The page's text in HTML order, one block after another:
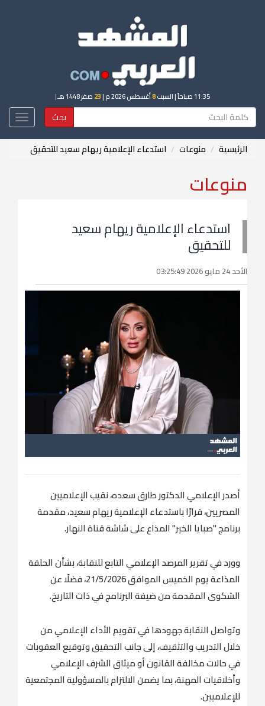
11:35 صباحاً | السبت8أغسطس 2026 م | 23 صفر 1448 هـ |
بحث
الرئيسية منوعات استدعاء الإعلامية ريهام سعيد للتحقيق
منوعات
استدعاء الإعلامية ريهام سعيد
للتحقيق
الأحد 24 مايو 2026 03:25:49
أصدر الإعلامي الدكتور طارق سعده، نقيب الإعلاميين
المصريين، قرارًا باستدعاء الإعلامية ريهام سعيد، مقدمة
برنامج "صبايا الخير" المذاع على شاشة قناة النهار.
وورد في تقرير المرصد الإعلامي التابع للنقابة، بشأن الحلقة
المذاعة يوم الخميس الموافق 21/5/2026، فضلًا عن
الشكوى المقدمة من ضيفة البرنامج في ذات التاريخ.
وتواصل النقابة جهودها في تقويم الأداء الإعلامي من
خلال التدريب والتثقيف، إلى جانب التحقيق وتوقيع العقوبات
في حالات مخالفة القانون أو ميثاق الشرف الإعلامي
وأخلاقيات المهنة، بما يضمن الالتزام بالمسؤولية المجتمعية
للإعلاميين.